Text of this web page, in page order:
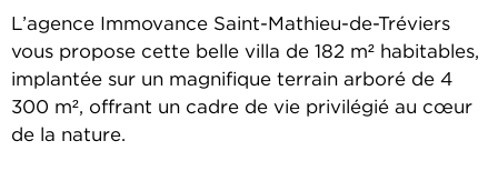
L’agence Immovance Saint-Mathieu-de-Tréviers
vous propose cette belle villa de 182 m² habitables,
implantée sur un magnifique terrain arboré de 4
300 m², offrant un cadre de vie privilégié au cœur
de la nature.